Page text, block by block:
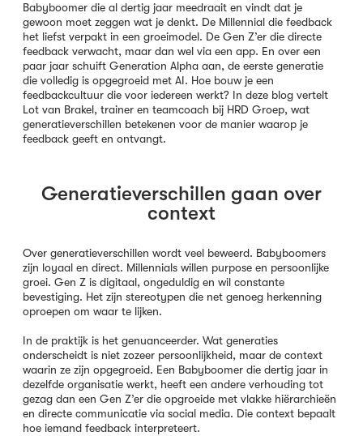
Babyboomer die al dertig jaar meedraait en vindt dat je
gewoon moet zeggen wat je denkt. De Millennial die feedback
het liefst verpakt in een groeimodel. De Gen Z’er die directe
feedback verwacht, maar dan wel via een app. En over een
paar jaar schuift Generation Alpha aan, de eerste generatie
die volledig is opgegroeid met AI. Hoe bouw je een
feedbackcultuur die voor iedereen werkt? In deze blog vertelt
Lot van Brakel, trainer en teamcoach bij HRD Groep, wat
generatieverschillen betekenen voor de manier waarop je
feedback geeft en ontvangt.
Generatieverschillen gaan over
context
Over generatieverschillen wordt veel beweerd. Babyboomers
zijn loyaal en direct. Millennials willen purpose en persoonlijke
groei. Gen Z is digitaal, ongeduldig en wil constante
bevestiging. Het zijn stereotypen die net genoeg herkenning
oproepen om waar te lijken.
In de praktijk is het genuanceerder. Wat generaties
onderscheidt is niet zozeer persoonlijkheid, maar de context
waarin ze zijn opgegroeid. Een Babyboomer die dertig jaar in
dezelfde organisatie werkt, heeft een andere verhouding tot
gezag dan een Gen Z’er die opgroeide met vlakke hiërarchieën
en directe communicatie via social media. Die context bepaalt
hoe iemand feedback interpreteert.